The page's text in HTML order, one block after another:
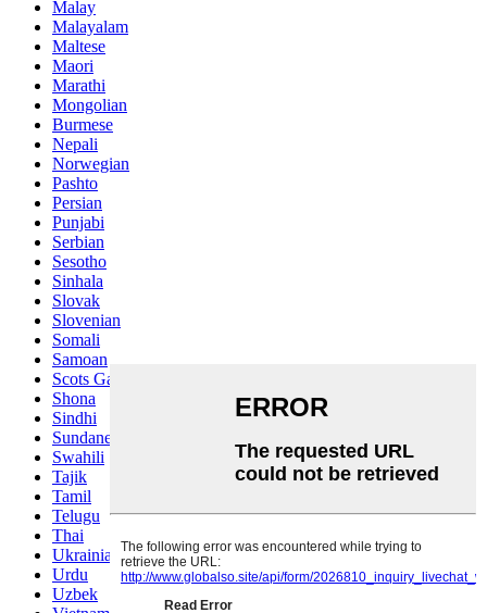
Malay
Malayalam
Maltese
Maori
Marathi
Mongolian
Burmese
Nepali
Norwegian
Pashto
Persian
Punjabi
Serbian
Sesotho
Sinhala
Slovak
Slovenian
Somali
Samoan
Scots Gaelic
Shona
Sindhi
Sundanese
Swahili
Tajik
Tamil
Telugu
Thai
Ukrainian
Urdu
Uzbek